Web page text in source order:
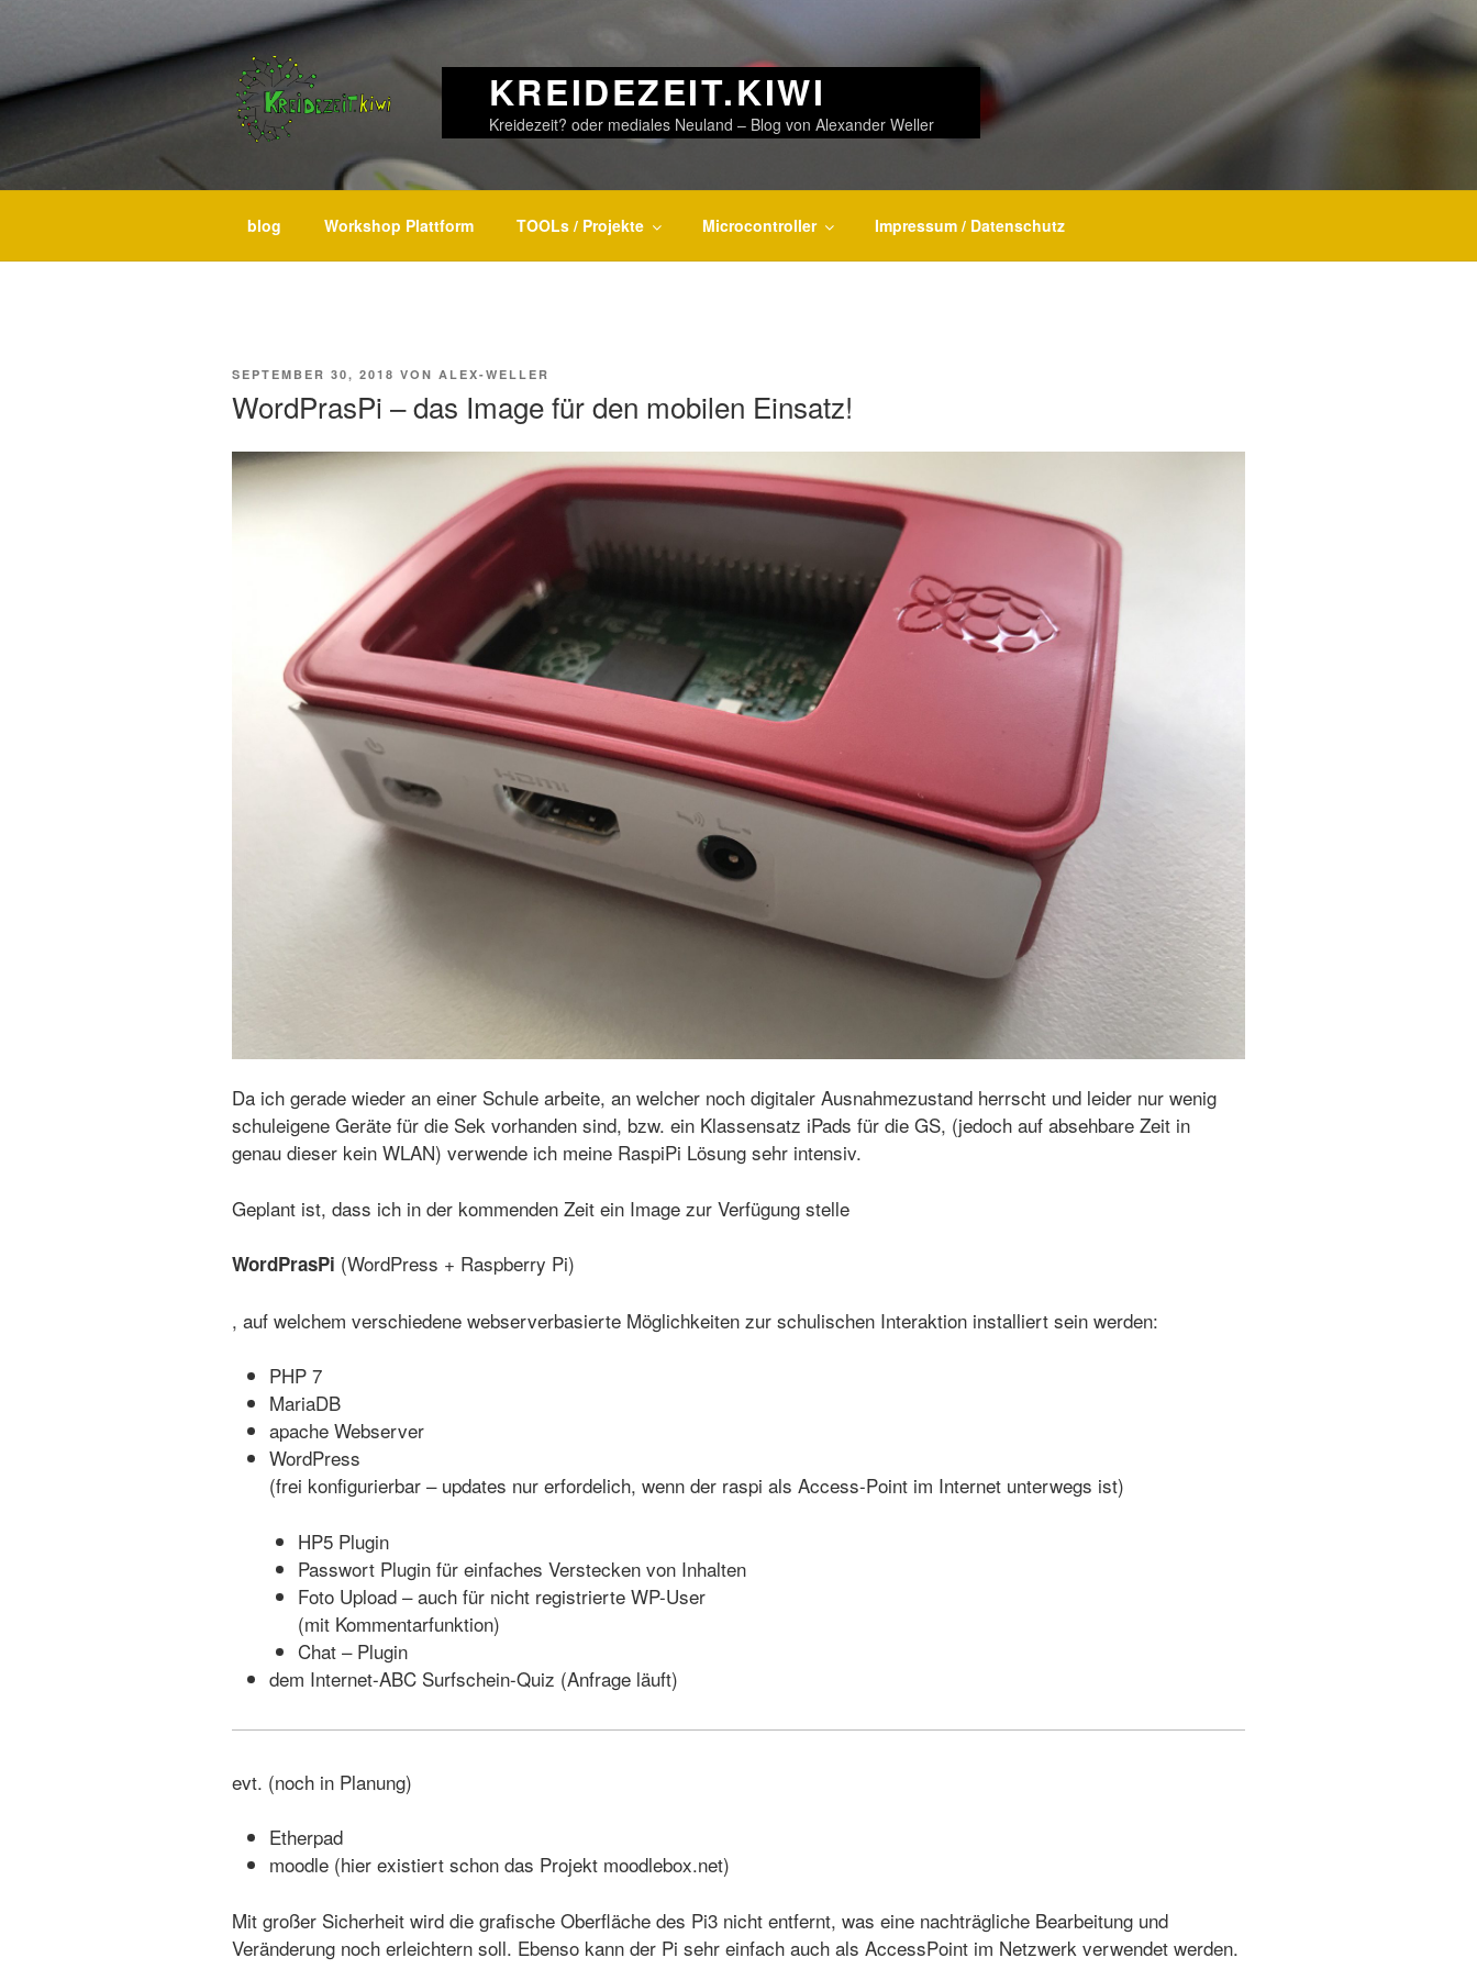
KREIDEZEIT.KIWI
Kreidezeit? oder mediales Neuland – Blog von Alexander Weller
blog Workshop Plattform TOOLs / Projekte Microcontroller Impressum / Datenschutz
VERÖFFENTLICHT
SEPTEMBER 30, 2018 VONALEX-WELLER
WordPrasPi – das Image für den mobilen Einsatz!
Da ich gerade wieder an einer Schule arbeite, an welcher noch digitaler Ausnahmezustand herrscht und leider nur wenig
schuleigene Geräte für die Sek vorhanden sind, bzw. ein Klassensatz iPads für die GS, (jedoch auf absehbare Zeit in
genau dieser kein WLAN) verwende ich meine RaspiPi Lösung sehr intensiv.
Geplant ist, dass ich in der kommenden Zeit ein Image zur Verfügung stelle
WordPrasPi (WordPress + Raspberry Pi)
, auf welchem verschiedene webserverbasierte Möglichkeiten zur schulischen Interaktion installiert sein werden:
PHP 7
MariaDB
apache Webserver
WordPress
(frei konfigurierbar – updates nur erfordelich, wenn der raspi als Access-Point im Internet unterwegs ist)
HP5 Plugin
Passwort Plugin für einfaches Verstecken von Inhalten
Foto Upload – auch für nicht registrierte WP-User
(mit Kommentarfunktion)
Chat – Plugin
dem Internet-ABC Surfschein-Quiz (Anfrage läuft)
evt. (noch in Planung)
Etherpad
moodle (hier existiert schon das Projekt moodlebox.net)
Mit großer Sicherheit wird die grafische Oberfläche des Pi3 nicht entfernt, was eine nachträgliche Bearbeitung und
Veränderung noch erleichtern soll. Ebenso kann der Pi sehr einfach auch als AccessPoint im Netzwerk verwendet werden.